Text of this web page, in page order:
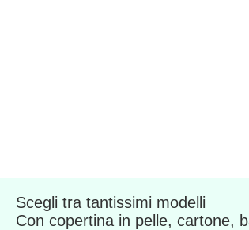
Scegli tra tantissimi modelli
Con copertina in pelle, cartone,